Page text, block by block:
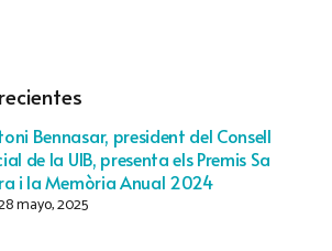
Bennasar, president del Consell
de la UIB, presenta els Premis Sa
i la Memòria Anual 2024
mayo, 2025